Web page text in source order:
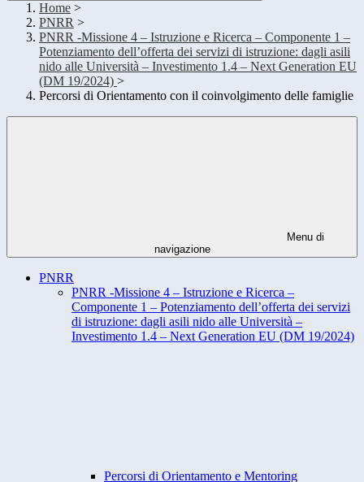
Home >
PNRR >
PNRR -Missione 4 – Istruzione e Ricerca – Componente 1 –
Potenziamento dell’offerta dei servizi di istruzione: dagli asili
nido alle Università – Investimento 1.4 – Next Generation EU
(DM 19/2024) >
Percorsi di Orientamento con il coinvolgimento delle famiglie
Menu di
navigazione
PNRR
PNRR -Missione 4 – Istruzione e Ricerca –
Componente 1 – Potenziamento dell’offerta dei servizi
di istruzione: dagli asili nido alle Università –
Investimento 1.4 – Next Generation EU (DM 19/2024)
Percorsi di Orientamento e Mentoring